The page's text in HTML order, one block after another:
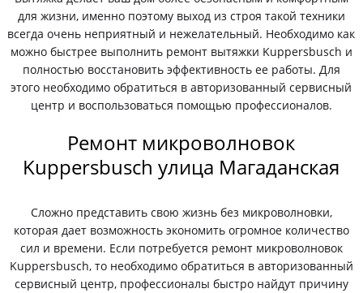
для жизни, именно поэтому выход из строя такой техники
всегда очень неприятный и нежелательный. Необходимо как
можно быстрее выполнить ремонт вытяжки Kuppersbusch и
полностью восстановить эффективность ее работы. Для
этого необходимо обратиться в авторизованный сервисный
центр и воспользоваться помощью профессионалов.
Ремонт микроволновок
Kuppersbusch улица Магаданская
Сложно представить свою жизнь без микроволновки,
которая дает возможность экономить огромное количество
сил и времени. Если потребуется ремонт микроволновок
Kuppersbusch, то необходимо обратиться в авторизованный
сервисный центр, профессионалы быстро найдут причину